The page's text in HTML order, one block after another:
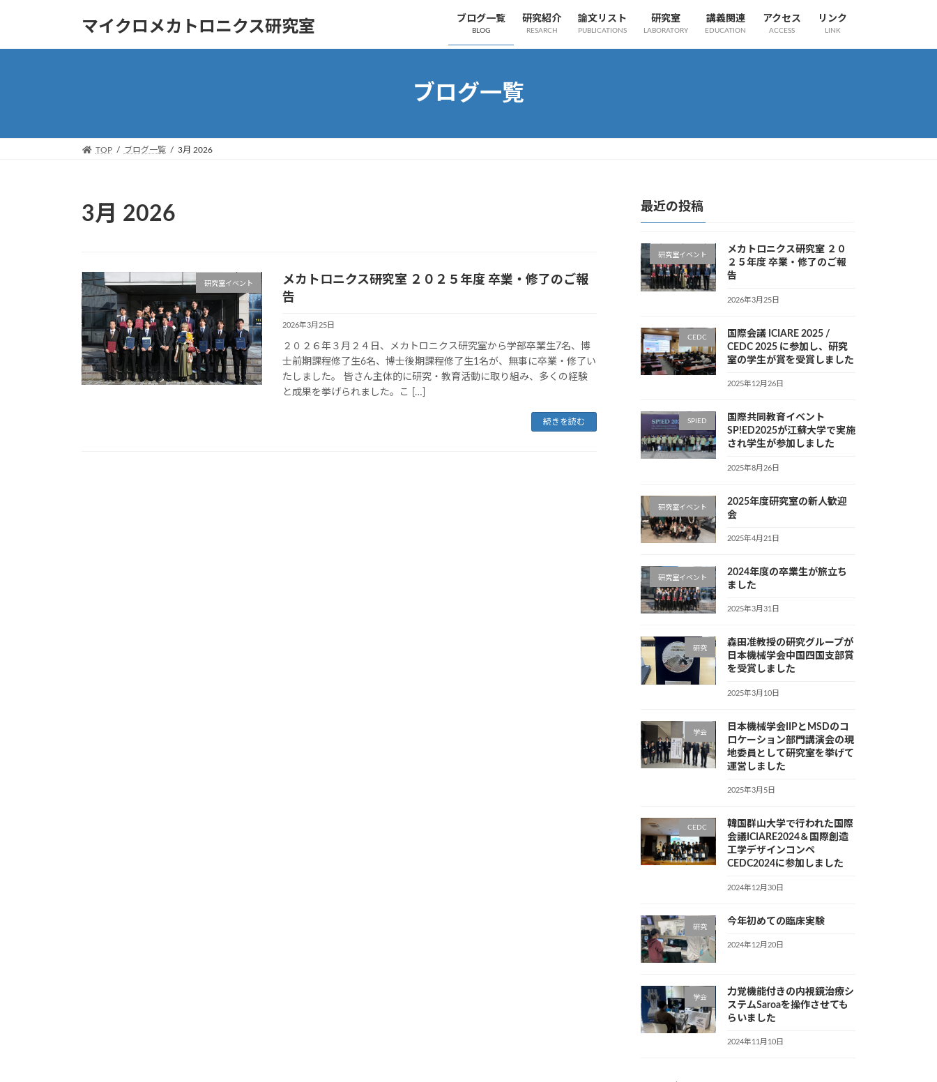
マイクロメカトロニクス研究室 ブログ一覧
BLOG
研究紹介
RESARCH
論文リスト
PUBLICATIONS
研究室
LABORATORY
講義関連
EDUCATION
アクセス
ACCESS
リンク
LINK
ブログ一覧
TOP ブログ一覧 3月 2026
3月 2026
研究室イベント
メカトロニクス研究室 ２０２５年度 卒業・修了のご報
告
2026年3月25日
２０２６年３月２４日、メカトロニクス研究室から学部卒業生7名、博
士前期課程修了生6名、博士後期課程修了生1名が、無事に卒業・修了い
たしました。 皆さん主体的に研究・教育活動に取り組み、多くの経験
と成果を挙げられました。こ […]
続きを読む
最近の投稿
研究室イベント
メカトロニクス研究室 ２０
２５年度 卒業・修了のご報
告
2026年3月25日
CEDC
国際会議 ICIARE 2025 /
CEDC 2025 に参加し、研究
室の学生が賞を受賞しました
2025年12月26日
SPIED
国際共同教育イベント
SP!ED2025が江蘇大学で実施
され学生が参加しました
2025年8月26日
研究室イベント
2025年度研究室の新人歓迎
会
2025年4月21日
研究室イベント
2024年度の卒業生が旅立ち
ました
2025年3月31日
研究
森田准教授の研究グループが
日本機械学会中国四国支部賞
を受賞しました
2025年3月10日
学会
日本機械学会IIPとMSDのコ
ロケーション部門講演会の現
地委員として研究室を挙げて
運営しました
2025年3月5日
CEDC
韓国群山大学で行われた国際
会議ICIARE2024＆国際創造
工学デザインコンペ
CEDC2024に参加しました
2024年12月30日
研究
今年初めての臨床実験
2024年12月20日
学会
力覚機能付きの内視鏡治療シ
ステムSaroaを操作させても
らいました
2024年11月10日